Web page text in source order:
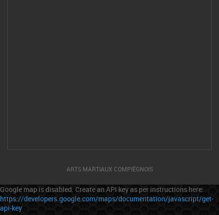
ARTS MARTIAUX COMPIÉGNOIS
Google map is disabled. Create an API key as per instructions here:
https://developers.google.com/maps/documentation/javascript/get-
api-key